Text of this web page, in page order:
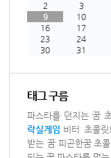
2
3
9
10
16
17
23
24
30
31
태그 구름
파스타를 던지는 꿈
락실게임 비터 초콜
받는 꿈 피곤한꿈 초